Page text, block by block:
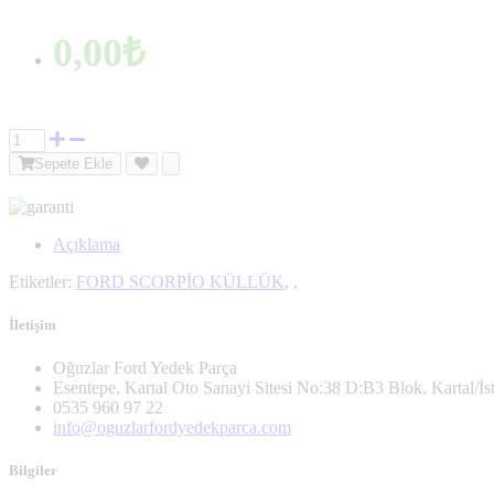
0,00₺
Sepete Ekle
Açıklama
Etiketler: FORD SCORPİO KÜLLÜK, ,
İletişim
Oğuzlar Ford Yedek Parça
Esentepe, Kartal Oto Sanayi Sitesi No:38 D:B3 Blok, Kartal/
0535 960 97 22
info@oguzlarfordyedekparca.com
Bilgiler